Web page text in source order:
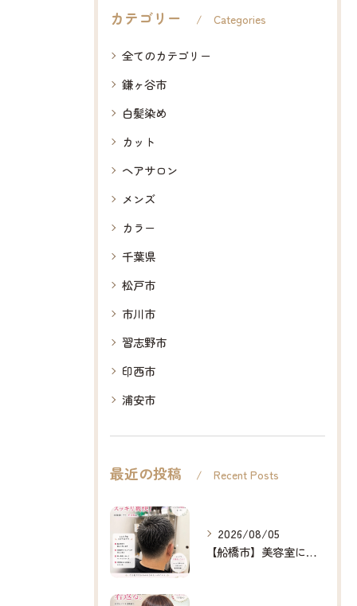
カテゴリー Categories
全てのカテゴリー
鎌ヶ谷市
白髪染め
カット
ヘアサロン
メンズ
カラー
千葉県
松戸市
市川市
習志野市
印西市
浦安市
最近の投稿 Recent Posts
2026/08/05
【船橋市】美容室に行けない…をなくしたい✂️✨